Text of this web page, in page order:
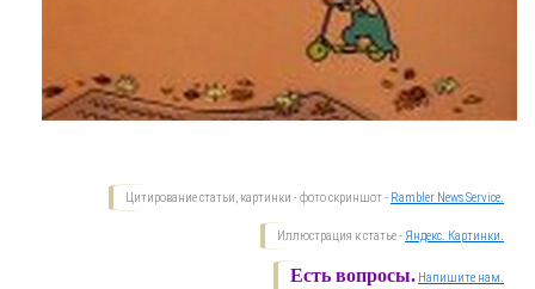
Цитирование статьи, картинки - фото скриншот - Rambler News Service.
Иллюстрация к статье - Яндекс. Картинки.
Есть вопросы. Напишите нам.